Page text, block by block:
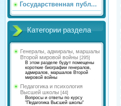
Государственная публ...
Категории раздела
Генералы, адмиралы, маршалы
Второй мировой войны [295]
В этом разделе будут помещены
короткие биографии генералов,
адмиралов, маршалов Второй
мировой войны
Педагогика и психология
Высшей школы [44]
Вопросы и ответы по курсу
"Педагогика Высшей школы"